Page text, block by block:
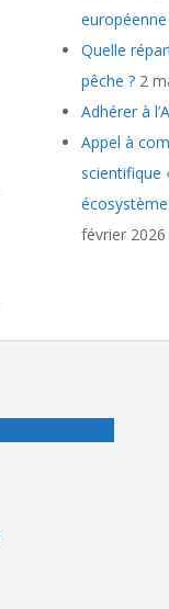
européenne
Quelle
pêche ? 2
Adhérer à
Appel à
scientifique
février 2026